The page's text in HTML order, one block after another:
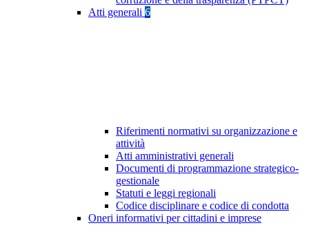
Atti generali 6
Riferimenti normativi su organizzazione e
attività
Atti amministrativi generali
Documenti di programmazione strategico-
gestionale
Statuti e leggi regionali
Codice disciplinare e codice di condotta
Oneri informativi per cittadini e imprese